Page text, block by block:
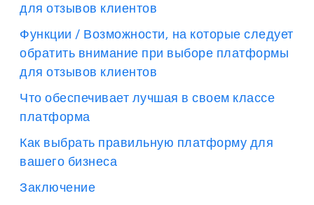
для отзывов клиентов
Функции / Возможности, на которые следует
обратить внимание при выборе платформы
для отзывов клиентов
Что обеспечивает лучшая в своем классе
платформа
Как выбрать правильную платформу для
вашего бизнеса
Заключение